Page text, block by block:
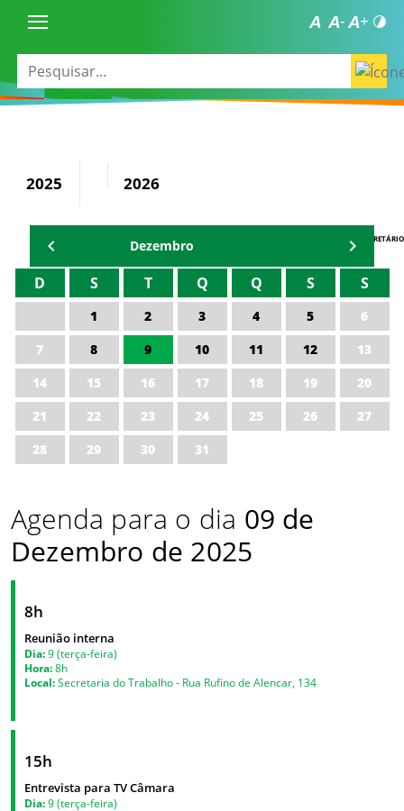
2025 2026
AGENDA DO SECRETÁRIO
Dezembro
D S T Q Q S S
1 2 3 4 5
6
7
8 9 10 11 12
13
14
15 16 17 18 19
20
21
22 23 24 25 26
27
28
29 30 31
Agenda para o dia 09 de
Dezembro de 2025
8h
Reunião interna
Dia:9 (terça-feira)
Hora:8h
Local:Secretaria do Trabalho - Rua Rufino de Alencar, 134
15h
Entrevista para TV Câmara
Dia:9 (terça-feira)